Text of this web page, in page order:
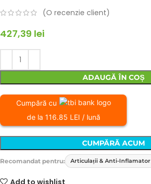
(O recenzie client)
427,39 lei
ADAUGĂ ÎN COȘ
Cumpără cu
de la 116.85 LEI / lună
CUMPĂRĂ ACUM
Recomandat pentru: Articulații & Anti-Inflamator
Add to wishlist